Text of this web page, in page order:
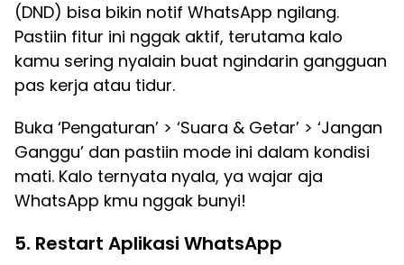
(DND) bisa bikin notif WhatsApp ngilang.
Pastiin fitur ini nggak aktif, terutama kalo
kamu sering nyalain buat ngindarin gangguan
pas kerja atau tidur.
Buka ‘Pengaturan’ > ‘Suara & Getar’ > ‘Jangan
Ganggu’ dan pastiin mode ini dalam kondisi
mati. Kalo ternyata nyala, ya wajar aja
WhatsApp kmu nggak bunyi!
5. Restart Aplikasi WhatsApp